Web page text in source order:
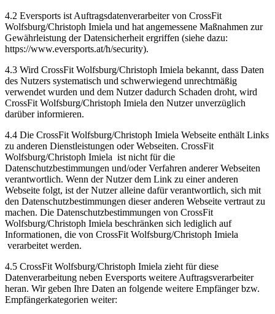
4.2 Eversports ist Auftragsdatenverarbeiter von CrossFit
Wolfsburg/Christoph Imiela und hat angemessene Maßnahmen zur
Gewährleistung der Datensicherheit ergriffen (siehe dazu:
https://www.eversports.at/h/security).
4.3 Wird CrossFit Wolfsburg/Christoph Imiela bekannt, dass Daten
des Nutzers systematisch und schwerwiegend unrechtmäßig
verwendet wurden und dem Nutzer dadurch Schaden droht, wird
CrossFit Wolfsburg/Christoph Imiela den Nutzer unverzüglich
darüber informieren.
4.4 Die CrossFit Wolfsburg/Christoph Imiela Webseite enthält Links
zu anderen Dienstleistungen oder Webseiten. CrossFit
Wolfsburg/Christoph Imiela ist nicht für die
Datenschutzbestimmungen und/oder Verfahren anderer Webseiten
verantwortlich. Wenn der Nutzer dem Link zu einer anderen
Webseite folgt, ist der Nutzer alleine dafür verantwortlich, sich mit
den Datenschutzbestimmungen dieser anderen Webseite vertraut zu
machen. Die Datenschutzbestimmungen von CrossFit
Wolfsburg/Christoph Imiela beschränken sich lediglich auf
Informationen, die von CrossFit Wolfsburg/Christoph Imiela
verarbeitet werden.
4.5 CrossFit Wolfsburg/Christoph Imiela zieht für diese
Datenverarbeitung neben Eversports weitere Auftragsverarbeiter
heran. Wir geben Ihre Daten an folgende weitere Empfänger bzw.
Empfängerkategorien weiter: